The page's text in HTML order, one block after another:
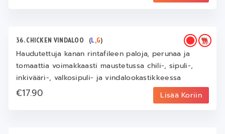
36. CHICKEN VINDALOO (L,G)
Haudutettuja kanan rintafileen paloja, perunaa ja
tomaattia voimakkaasti maustetussa chili-, sipuli-,
inkivääri-, valkosipuli- ja vindalookastikkeessa
€17.90 Lisää Koriin